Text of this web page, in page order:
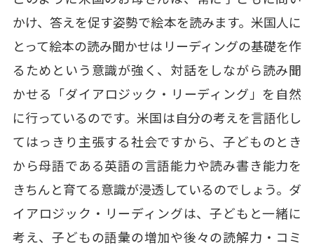
かけ、答えを促す姿勢で絵本を読みます。米国人に
とって絵本の読み聞かせはリーディングの基礎を作
るためという意識が強く、対話をしながら読み聞
かせる「ダイアロジック・リーディング」を自然
に行っているのです。米国は自分の考えを言語化し
てはっきり主張する社会ですから、子どものとき
から母語である英語の言語能力や読み書き能力を
きちんと育てる意識が浸透しているのでしょう。ダ
イアロジック・リーディングは、子どもと一緒に
考え、子どもの語彙の増加や後々の読解力・コミ